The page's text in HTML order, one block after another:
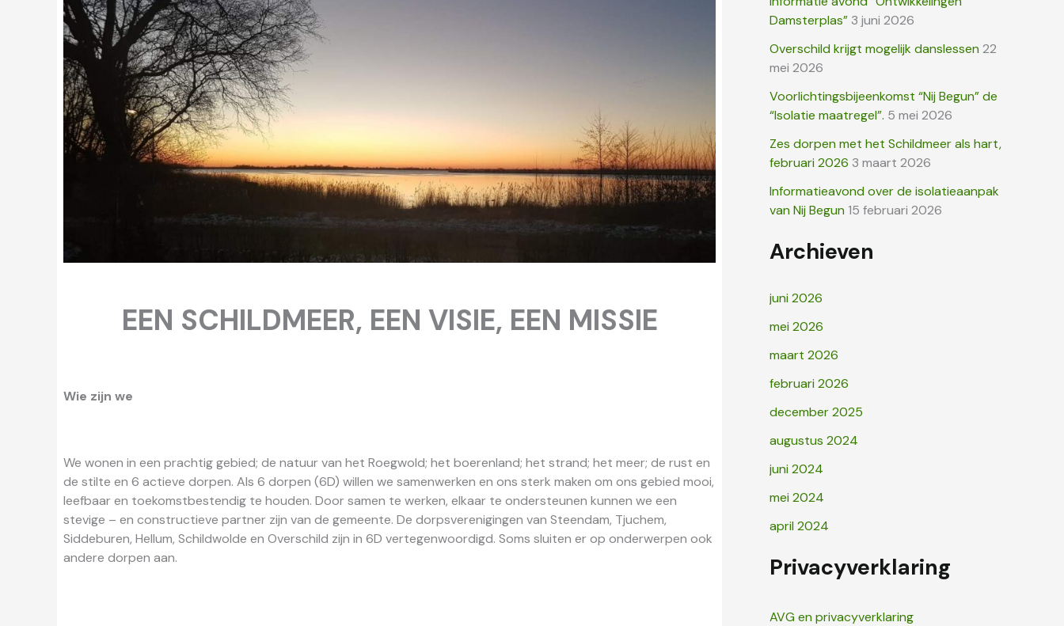
EEN SCHILDMEER, EEN VISIE, EEN MISSIE
Wie zijn we
We wonen in een prachtig gebied; de natuur van het Roegwold; het boerenland; het strand; het meer; de rust en
de stilte en 6 actieve dorpen. Als 6 dorpen (6D) willen we samenwerken en ons sterk maken om ons gebied mooi,
leefbaar en toekomstbestendig te houden. Door samen te werken, elkaar te ondersteunen kunnen we een
stevige – en constructieve partner zijn van de gemeente. De dorpsverenigingen van Steendam, Tjuchem,
Siddeburen, Hellum, Schildwolde en Overschild zijn in 6D vertegenwoordigd. Soms sluiten er op onderwerpen ook
andere dorpen aan.
r
:Damsterplas” 3 juni 2026
Overschild krijgt mogelijk danslessen 22
mei 2026
Voorlichtingsbijeenkomst “Nij Begun” de
“Isolatie maatregel”. 5 mei 2026
Zes dorpen met het Schildmeer als hart,
februari 2026 3 maart 2026
Informatieavond over de isolatieaanpak
van Nij Begun 15 februari 2026
Archieven
juni 2026
mei 2026
maart 2026
februari 2026
december 2025
augustus 2024
juni 2024
mei 2024
april 2024
Privacyverklaring
AVG en privacyverklaring